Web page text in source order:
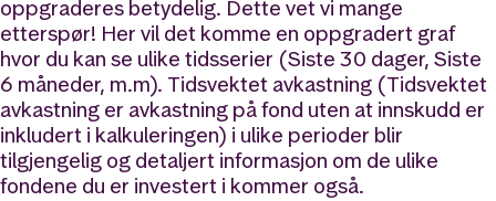
oppgraderes betydelig. Dette vet vi mange
etterspør! Her vil det komme en oppgradert graf
hvor du kan se ulike tidsserier (Siste 30 dager, Siste
6 måneder, m.m). Tidsvektet avkastning (Tidsvektet
avkastning er avkastning på fond uten at innskudd er
inkludert i kalkuleringen) i ulike perioder blir
tilgjengelig og detaljert informasjon om de ulike
fondene du er investert i kommer også.